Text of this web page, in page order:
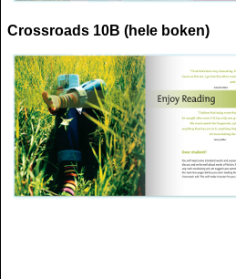
Crossroads 10B (hele boken)